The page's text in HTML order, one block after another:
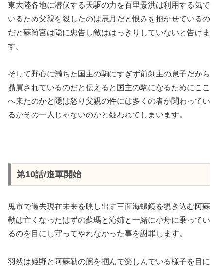
東大陸各地に潜伏する天駆の力を百里景洪は利用する気で
いるため父親を殺したのは辰月だと恨みを抱かせているの
だと蘇尚宮は隠に忠告し敵ははっきりしていないと告げま
す。
そして野心に満ちた国主の駒にすぎず前剣主の息子だから
贔屓されているのだと伝えると国主の駒になるためにここ
へ来たのかと隠は怒り父親の件には多くの者が関わってい
るがその一人じゃないのかと疑われてしまいます。
第10話/進軍開始
鬼市で過去現在未来を映し出す三面海螺鏡を覗き込む阿蘇
勒は亡くなったはずの蘇瑪と沁姉と一緒に小舟に乗ってい
るのを目にし守ってやれなかった事を謝罪します。
羽然は姫野と阿蘇勒の腕を掴んで楽しんでいる様子を目に